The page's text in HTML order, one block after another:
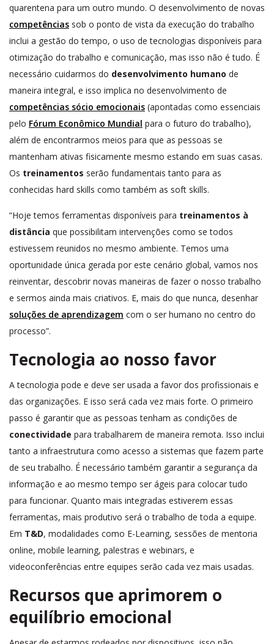
quarentena para um outro mundo. O desenvolvimento de novas
competências sob o ponto de vista da execução do trabalho
inclui a gestão do tempo, o uso de tecnologias disponíveis para
otimização do trabalho e comunicação, mas isso não é tudo. É
necessário cuidarmos do desenvolvimento humano de
maneira integral, e isso implica no desenvolvimento de
competências sócio emocionais (apontadas como essenciais
pelo Fórum Econômico Mundial para o futuro do trabalho),
além de encontrarmos meios para que as pessoas se
mantenham ativas fisicamente mesmo estando em suas casas.
Os treinamentos serão fundamentais tanto para as
conhecidas hard skills como também as soft skills.
“Hoje temos ferramentas disponíveis para treinamentos à
distância que possibilitam intervenções como se todos
estivessem reunidos no mesmo ambiente. Temos uma
oportunidade única gerada por este cenário global, vamos nos
reinventar, descobrir novas maneiras de fazer o nosso trabalho
e sermos ainda mais criativos. E, mais do que nunca, desenhar
soluções de aprendizagem com o ser humano no centro do
processo”.
Tecnologia ao nosso favor
A tecnologia pode e deve ser usada a favor dos profissionais e
das organizações. E isso será cada vez mais forte. O primeiro
passo é garantir que as pessoas tenham as condições de
conectividade para trabalharem de maneira remota. Isso inclui
tanto a infraestrutura como acesso a sistemas que fazem parte
de seu trabalho. É necessário também garantir a segurança da
informação e ao mesmo tempo ser ágeis para colocar tudo
para funcionar. Quanto mais integradas estiverem essas
ferramentas, mais produtivo será o trabalho de toda a equipe.
Em T&D, modalidades como E-Learning, sessões de mentoria
online, mobile learning, palestras e webinars, e
videoconferências entre equipes serão cada vez mais usadas.
Recursos que aprimorem o
equilíbrio emocional